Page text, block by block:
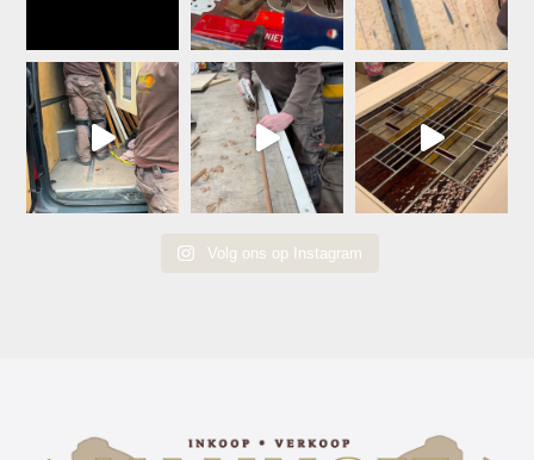
Volg ons op Instagram